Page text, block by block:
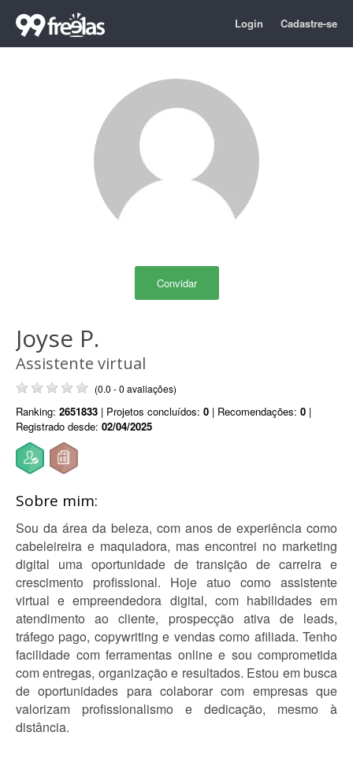
Login Cadastre-se
Convidar
Joyse P.
Assistente virtual
(0.0 - 0 avaliações)
Ranking: 2651833 | Projetos concluídos: 0 | Recomendações: 0 |
Registrado desde: 02/04/2025
Sobre mim:
Sou da área da beleza, com anos de experiência como
cabeleireira e maquiadora, mas encontrei no marketing
digital uma oportunidade de transição de carreira e
crescimento profissional. Hoje atuo como assistente
virtual e empreendedora digital, com habilidades em
atendimento ao cliente, prospecção ativa de leads,
tráfego pago, copywriting e vendas como afiliada. Tenho
facilidade com ferramentas online e sou comprometida
com entregas, organização e resultados. Estou em busca
de oportunidades para colaborar com empresas que
valorizam profissionalismo e dedicação, mesmo à
distância.